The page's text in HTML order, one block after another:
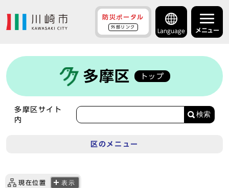
防災ポータル
外部リンク
Language メニュー
多摩区 トップ
多摩区サイト
内
検索
区のメニュー
現在位置 表示